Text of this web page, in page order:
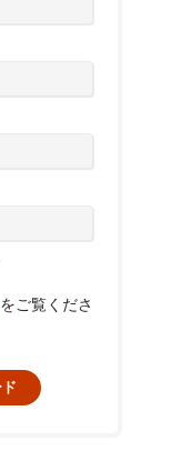
をご覧くださ